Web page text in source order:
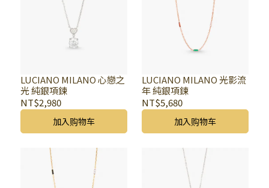
LUCIANO MILANO 心戀之
光 純銀項鍊
NT$2,980
加入购物车
LUCIANO MILANO 光影流
年 純銀項鍊
NT$5,680
加入购物车